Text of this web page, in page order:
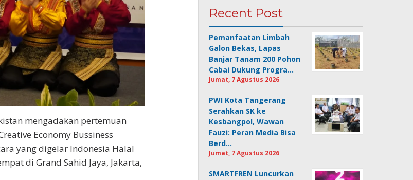
mengadakan pertemuan
Economy Bussiness
yang digelar Indonesia Halal
di Grand Sahid Jaya, Jakarta,
Recent Post
Pemanfaatan Limbah
Galon Bekas, Lapas
Banjar Tanam 200 Pohon
Cabai Dukung Progra…
Jumat, 7 Agustus 2026
PWI Kota Tangerang
Serahkan SK ke
Kesbangpol, Wawan
Fauzi: Peran Media Bisa
Berd…
Jumat, 7 Agustus 2026
SMARTFREN Luncurkan